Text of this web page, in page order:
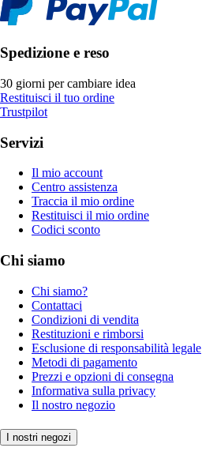
Spedizione e reso
30 giorni per cambiare idea
Restituisci il tuo ordine
Trustpilot
Servizi
Il mio account
Centro assistenza
Traccia il mio ordine
Restituisci il mio ordine
Codici sconto
Chi siamo
Chi siamo?
Contattaci
Condizioni di vendita
Restituzioni e rimborsi
Esclusione di responsabilità legale
Metodi di pagamento
Prezzi e opzioni di consegna
Informativa sulla privacy
Il nostro negozio
I nostri negozi